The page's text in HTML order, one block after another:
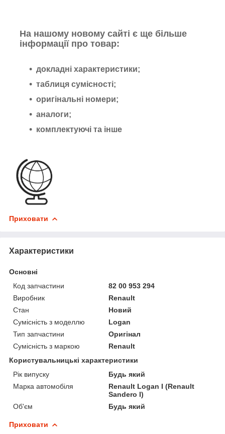
На нашому новому сайті є ще більше
інформації про товар:
докладні характеристики;
таблиця сумісності;
оригінальні номери;
аналоги;
комплектуючі та інше
Приховати
Характеристики
Основні
Код запчастини
82 00 953 294
Виробник
Renault
Стан
Новий
Сумісність з моделлю
Logan
Тип запчастини
Оригінал
Сумісність з маркою
Renault
Користувальницькі характеристики
Рік випуску
Будь який
Марка автомобіля
Renault Logan I (Renault
Sandero I)
Об'єм
Будь який
Приховати